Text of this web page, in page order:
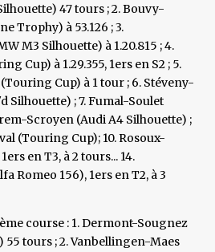
47 tours ; 2. Bouvy-
Trophy) à 53.126 ; 3.
M3 Silhouette) à 1.20.815 ; 4.
Cup) à 1.29.355, 1ers en S2 ; 5.
Cup) à 1 tour ; 6. Stéveny-
Silhouette) ; 7. Fumal-Soulet
Scroyen (Audi A4 Silhouette) ;
(Touring Cup); 10. Rosoux-
en T3, à 2 tours... 14.
Romeo 156), 1ers en T2, à 3
course : 1. Dermont-Sougnez
55 tours ; 2. Vanbellingen-Maes